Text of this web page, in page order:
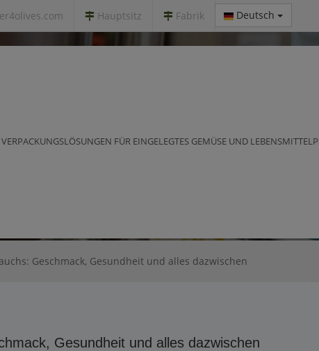
Hauptsitz Fabrik Deutsch
VERPACKUNGSLÖSUNGEN FÜR EINGELEGTES GEMÜSE UND
Geschmack, Gesundheit und
Geschmack, Gesundheit und alles dazwischen
Gesundheit und alles dazwischen